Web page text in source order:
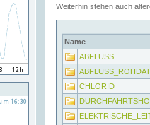
Weiterhin stehen auch
Name
ABFLUSS
CHLORID